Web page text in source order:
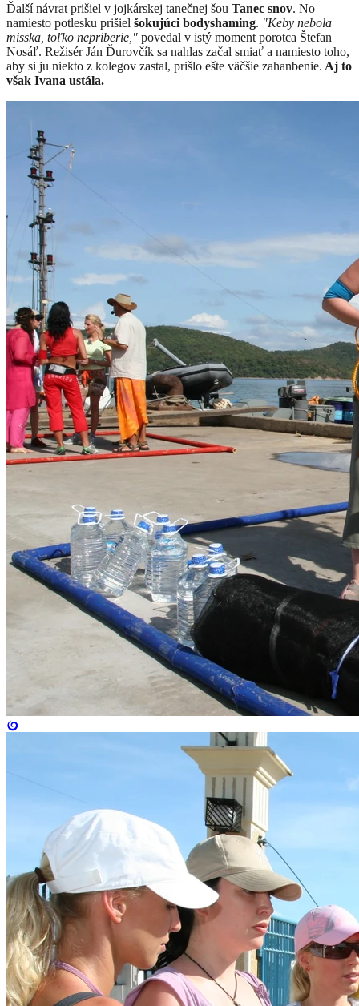
Ďalší návrat prišiel v jojkárskej tanečnej šou Tanec snov. No
namiesto potlesku prišiel šokujúci bodyshaming. "Keby nebola
misska, toľko nepriberie," povedal v istý moment porotca Štefan
Nosáľ. Režisér Ján Ďurovčík sa nahlas začal smiať a namiesto toho,
aby si ju niekto z kolegov zastal, prišlo ešte väčšie zahanbenie. Aj to
však Ivana ustála.